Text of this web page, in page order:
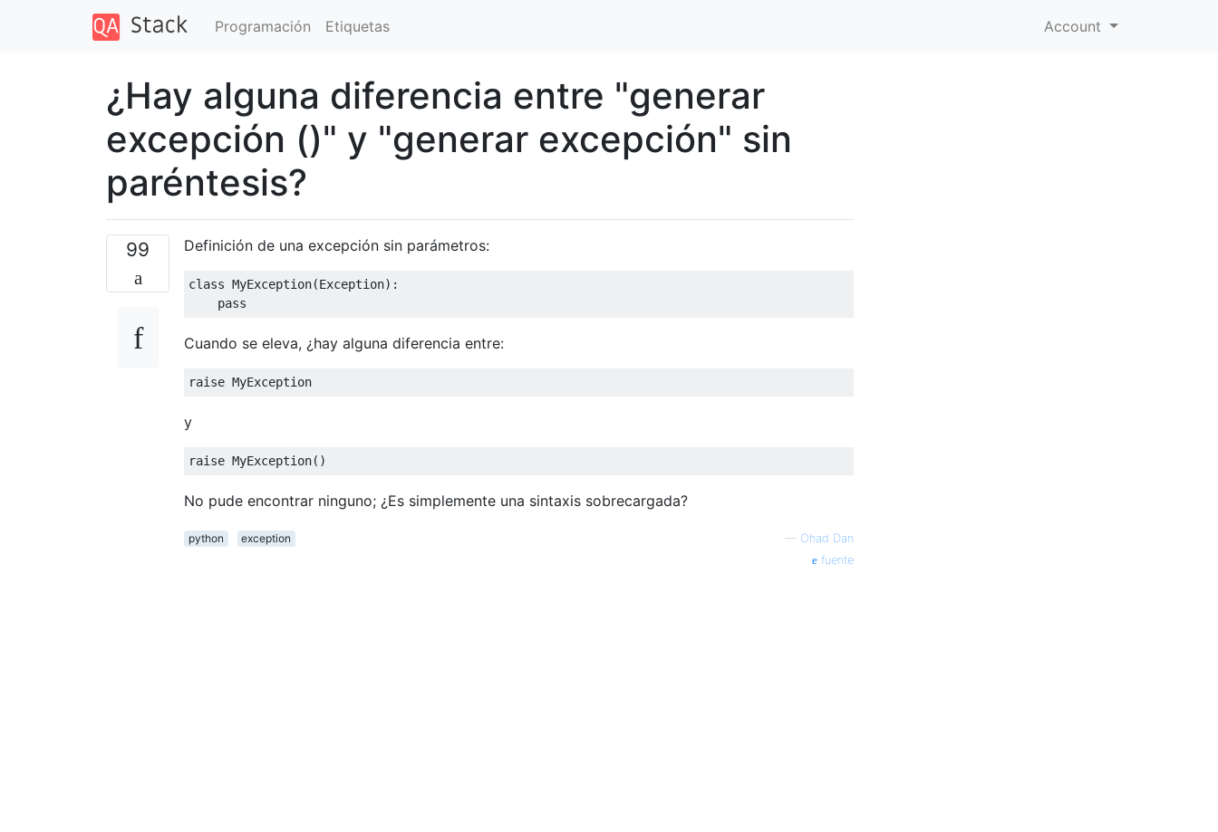
Programación Etiquetas Account
¿Hay alguna diferencia entre "generar
excepción ()" y "generar excepción" sin
paréntesis?
99 Definición de una excepción sin parámetros:
class MyException(Exception):
pass
Cuando se eleva, ¿hay alguna diferencia entre:
raise MyException
y
raise MyException()
No pude encontrar ninguno; ¿Es simplemente una sintaxis sobrecargada?
python exception — Ohad Dan
fuente